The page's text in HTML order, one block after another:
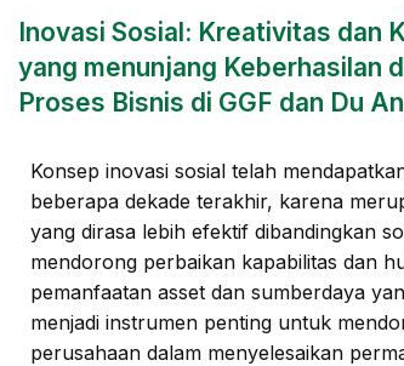
Inovasi Sosial: Kreativitas dan
yang menunjang Keberhasilan
Proses Bisnis di GGF dan Du
Konsep inovasi sosial telah
beberapa dekade terakhir, karena
yang dirasa lebih efektif dibandingkan
mendorong perbaikan kapabilitas dan
pemanfaatan asset dan sumberdaya
menjadi instrumen penting untuk
perusahaan dalam menyelesaikan